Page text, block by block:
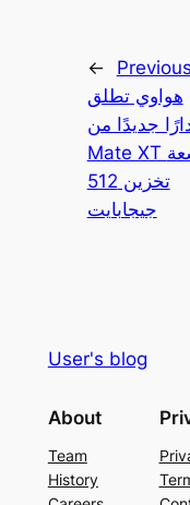
←
هواوي تطلق
جديدًا من
Mate XT بسعة
تخزين 512
جيجابايت
User's blog
About
Team
History